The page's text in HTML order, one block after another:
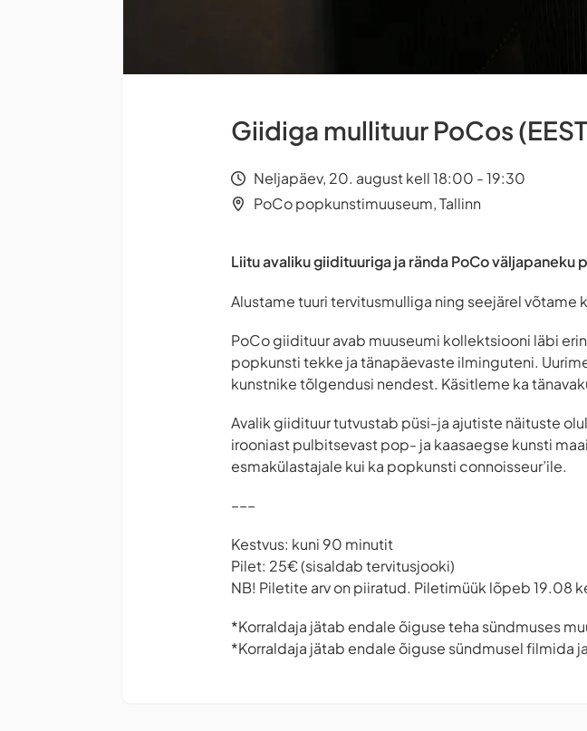
Giidiga mullituur PoCos
Neljapäev, 20. august kell 18:00 - 19:30
PoCo popkunstimuuseum, Tallinn
Liitu avaliku giidituuriga ja rända PoCo väljapaneku
Alustame tuuri tervitusmulliga ning seejärel
PoCo giidituur avab muuseumi kollektsiooni läbi
popkunsti tekke ja tänapäevaste ilminguteni.
kunstnike tõlgendusi nendest. Käsitleme ka
Avalik giidituur tutvustab püsi-ja ajutiste näituste
irooniast pulbitsevast pop- ja kaasaegse kunsti
esmakülastajale kui ka popkunsti connoisseur’ile.
–––
Kestvus: kuni 90 minutit
Pilet: 25€ (sisaldab tervitusjooki)
NB! Piletite arv on piiratud. Piletimüük lõpeb 19.08
*Korraldaja jätab endale õiguse teha sündmuses
*Korraldaja jätab endale õiguse sündmusel filmida